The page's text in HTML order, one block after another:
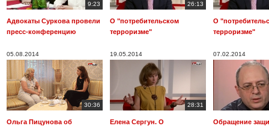
9:23
Адвокаты Суркова провели
пресс-конференцию
26:13
О "потребительском
терроризме"
О
терроризме"
05.08.2014
30:36
Ольга Пицунова об
19.05.2014
28:31
Елена Сергун. О
07.02.2014
Обращение